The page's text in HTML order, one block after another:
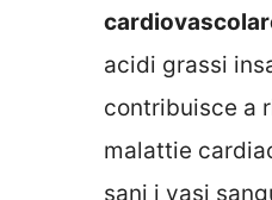
acidi grassi
contribuisce a
malattie
sani i vasi